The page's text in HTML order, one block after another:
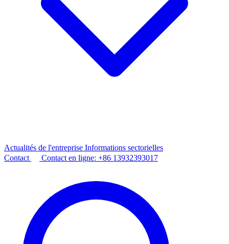
Actualités de l'entreprise Informations sectorielles
Contact
Contact en ligne: +86 13932393017